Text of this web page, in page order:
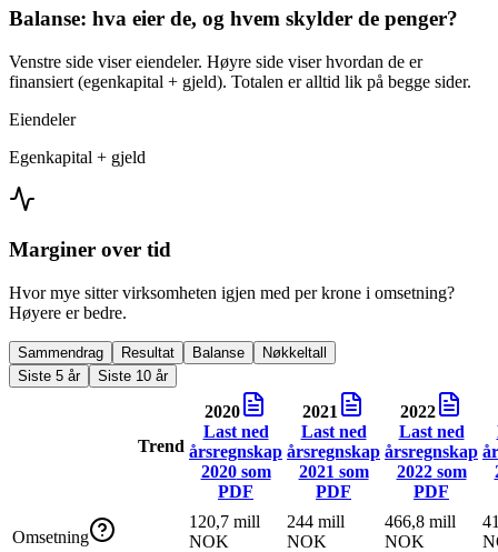
Balanse: hva eier de, og hvem skylder de penger?
Venstre side viser eiendeler. Høyre side viser hvordan de er
finansiert (egenkapital + gjeld). Totalen er alltid lik på begge sider.
Eiendeler
Egenkapital + gjeld
Marginer over tid
Hvor mye sitter virksomheten igjen med per krone i omsetning?
Høyere er bedre.
Sammendrag Resultat Balanse
Nøkkeltall
Siste 5 år
Siste 10 år
Trend
2020
Last ned
årsregnskap
2020som
PDF
2021
Last ned
årsregnskap
2021 som
PDF
2022
Last ned
årsregnskap
2022som
PDF
Omsetning
120,7 mill
NOK
244 mill
NOK
466,8 mill
NOK